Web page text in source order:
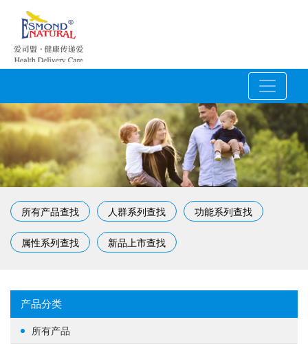
所有产品查找 人群系列查找 功能系列查找
属性系列查找 新品上市查找
产品分类
所有产品